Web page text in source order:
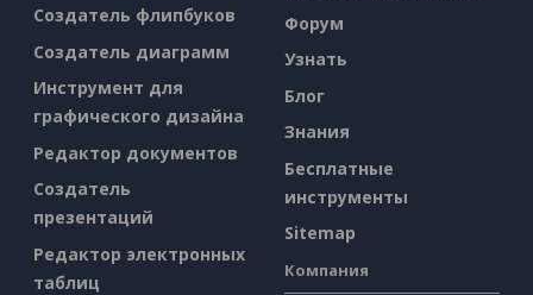
Создатель флипбуков
Создатель диаграмм
Инструмент для
графического дизайна
Редактор документов
Создатель
презентаций
Редактор электронных
таблиц
Форум
Узнать
Блог
Знания
Бесплатные
инструменты
Sitemap
Компания